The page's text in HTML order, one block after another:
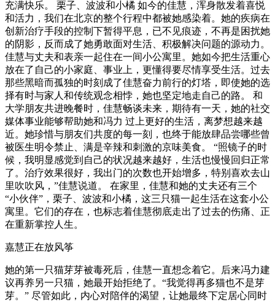
充满快乐。 栗子、波波和小橘 如今的佳慧，浑身散发着喜悦
和活力，我们在北京的整个行程中都被她感染着。她的疾病在
创新治疗手段的控制下暂得平息，已不见痕迹，不再是困扰她
的阴影，反而成了她勇敢面对生活、积极解决问题的源动力。
佳慧与丈夫和表亲一起住在一间小公寓里。她如今把生活重心
放在了自己的小家庭、事业上，更懂得要尽情享受生活。过去
那些黑暗而孤独的时刻成了佳慧奋力前行的灯塔，即使她的选
择有时与家人和传统观念相悖，她也坚定地走自己的路。 和
大学朋友共进晚餐时，佳慧畅谈未来，期待有一天，她的社交
媒体事业能够帮助她和冯力 过上更好的生活，离梦想越来越
近。她珍惜与朋友们共度的每一刻，也终于能放肆品尝哪些曾
被医生明令禁止、满是辛辣和刺激的京味美食。 “照镜子的时
候，我明显感觉到自己的状况越来越好，生活也慢慢回归正常
了。治疗效果很好，我出门的次数也开始增多，特别喜欢去山
里吹吹风，”佳慧说道。 在家里，佳慧和她的丈夫还有三个
“小伙伴”，栗子、波波和小橘，这三只猫一起生活在这套小公
寓里。它们的存在，也标志着佳慧彻底走出了过去的伤痛、正
在重新掌控人生。
嘉慧正在放风筝
她的第一只猫芽芽被毒死后，佳慧一直想念着它。后来冯力建
议再养另一只猫，她最开始拒绝了。“我觉得再多猫也不是芽
芽。” 尽管如此，内心对陪伴的渴望，让她最终下定居心同时